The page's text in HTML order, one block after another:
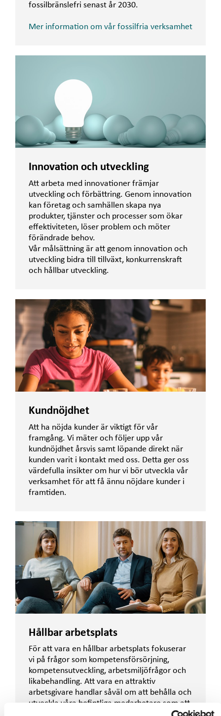
fossilbränslefri senast år 2030.
Mer information om vår fossilfria verksamhet
Innovation och utveckling
Att arbeta med innovationer främjar
utveckling och förbättring. Genom innovation
kan företag och samhällen skapa nya
produkter, tjänster och processer som ökar
effektiviteten, löser problem och möter
förändrade behov.
Vår målsättning är att genom innovation och
utveckling bidra till tillväxt, konkurrenskraft
och hållbar utveckling.
Kundnöjdhet
Att ha nöjda kunder är viktigt för vår
framgång. Vi mäter och följer upp vår
kundnöjdhet årsvis samt löpande direkt när
kunden varit i kontakt med oss. Detta ger oss
värdefulla insikter om hur vi bör utveckla vår
verksamhet för att få ännu nöjdare kunder i
framtiden.
Hållbar arbetsplats
För att vara en hållbar arbetsplats fokuserar
vi på frågor som kompetensförsörjning,
kompetensutveckling, arbetsmiljöfrågor och
likabehandling. Att vara en attraktiv
arbetsgivare handlar såväl om att behålla och
utveckla våra befintliga medarbetare som att